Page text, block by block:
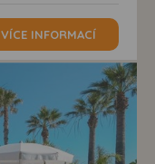
VÍCE INFORMACÍ